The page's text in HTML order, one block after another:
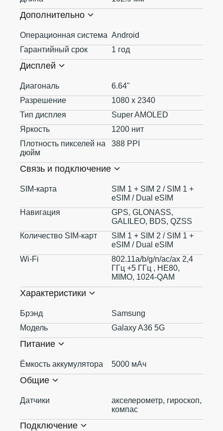
Дополнительно
Операционная система Android
Гарантийный срок
1 год
Дисплей
Диагональ
6.64"
Разрешение
1080 x 2340
Тип дисплея
Super AMOLED
Яркость
1200 нит
Плотность пикселей на
дюйм
388 PPI
Связь и подключение
SIM-карта
SIM 1 + SIM 2 / SIM 1 +
eSIM / Dual eSIM
Навигация
GPS, GLONASS,
GALILEO, BDS, QZSS
Количество SIM-карт
SIM 1 + SIM 2 / SIM 1 +
eSIM / Dual eSIM
Wi-Fi
802.11a/b/g/n/ac/ax 2,4
ГГц +5 ГГц , HE80,
MIMO, 1024-QAM
Характеристики
Брэнд
Samsung
Модель
Galaxy A36 5G
Питание
Ёмкость аккумулятора 5000 мАч
Общие
Датчики
акселерометр, гироскоп,
компас
Подключение